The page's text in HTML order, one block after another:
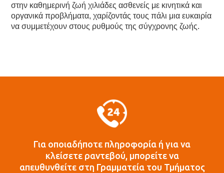
στην καθημερινή ζωή χιλιάδες ασθενείς με κινητικά και
οργανικά προβλήματα, χαρίζοντάς τους πάλι μια ευκαιρία
να συμμετέχουν στους ρυθμούς της σύγχρονης ζωής.
Για οποιαδήποτε πληροφορία ή για να
κλείσετε ραντεβού, μπορείτε να
απευθυνθείτε στη Γραμματεία του Τμήματος